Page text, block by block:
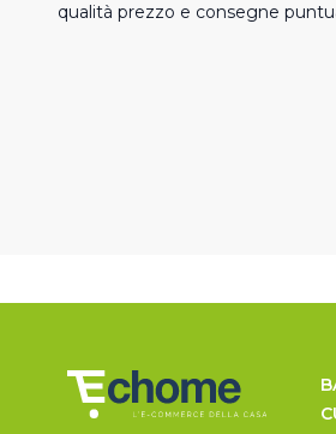
qualità prezzo e consegne